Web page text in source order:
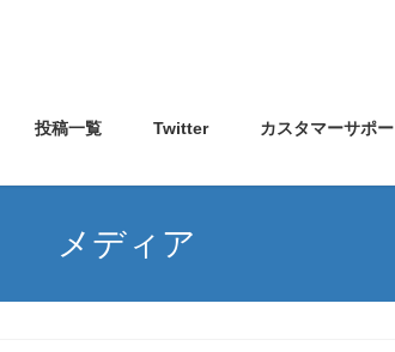
投稿一覧 Twitter カスタマーサポ
メディア